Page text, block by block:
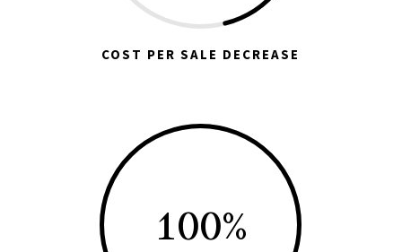
COST PER SALE DECREASE
100%